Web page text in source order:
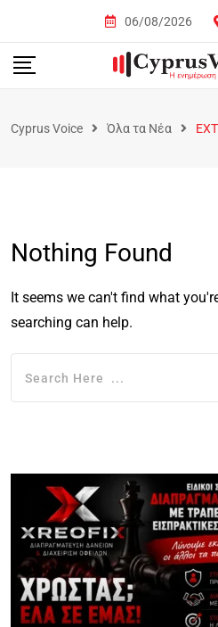
06/08/2026
Cyprus Voice Όλα τα Νέα
Nothing Found
It seems we can't find what
searching can help.